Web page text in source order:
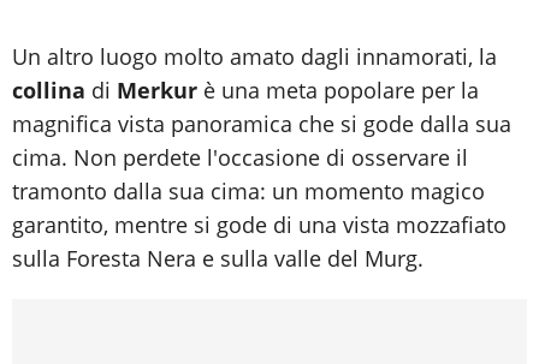
Un altro luogo molto amato dagli innamorati, la
collina di Merkur è una meta popolare per la
magnifica vista panoramica che si gode dalla sua
cima. Non perdete l'occasione di osservare il
tramonto dalla sua cima: un momento magico
garantito, mentre si gode di una vista mozzafiato
sulla Foresta Nera e sulla valle del Murg.